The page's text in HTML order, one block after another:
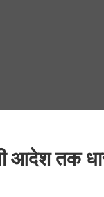
आदेश तक